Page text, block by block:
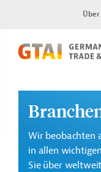
Über
Wir beobachten
in allen
Sie über